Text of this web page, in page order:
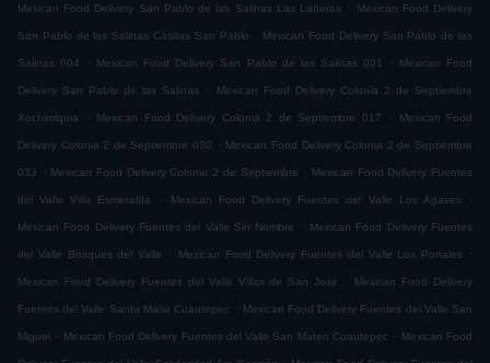
Mexican Food Delivery San Pablo de las Salinas Las Laderas . Mexican Food Delivery
San Pablo de las Salinas Casitas San Pablo . Mexican Food Delivery San Pablo de las
Salinas 004 . Mexican Food Delivery San Pablo de las Salinas 001 . Mexican Food
Delivery San Pablo de las Salinas . Mexican Food Delivery Colonia 2 de Septiembre
Xochimiquia . Mexican Food Delivery Colonia 2 de Septiembre 017 . Mexican Food
Delivery Colonia 2 de Septiembre 030 . Mexican Food Delivery Colonia 2 de Septiembre
033 . Mexican Food Delivery Colonia 2 de Septiembre . Mexican Food Delivery Fuentes
del Valle Villa Esmeralda . Mexican Food Delivery Fuentes del Valle Los Agaves .
Mexican Food Delivery Fuentes del Valle Sin Nombre . Mexican Food Delivery Fuentes
del Valle Bosques del Valle . Mexican Food Delivery Fuentes del Valle Los Portales .
Mexican Food Delivery Fuentes del Valle Villas de San Jose . Mexican Food Delivery
Fuentes del Valle Santa Maria Cuautepec . Mexican Food Delivery Fuentes del Valle San
Miguel . Mexican Food Delivery Fuentes del Valle San Mateo Cuautepec . Mexican Food
.